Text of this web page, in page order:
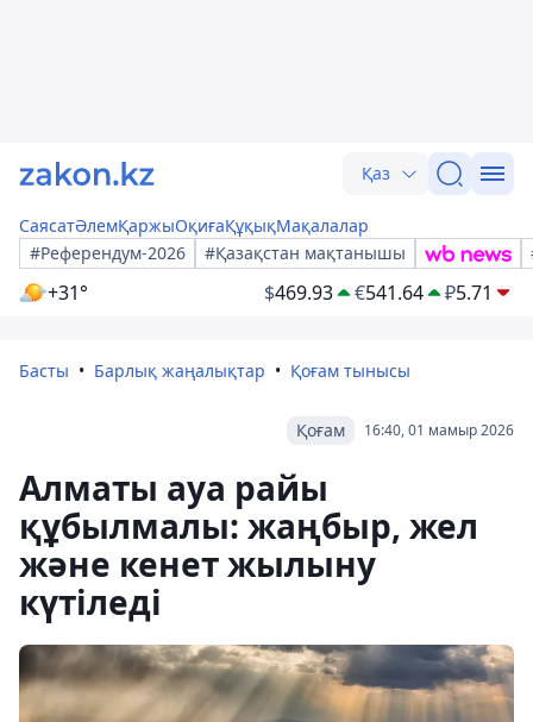
Қаз
СаясатӘлемҚаржыОқиғаҚұқықМақалалар
#Референдум-2026
#Қазақстан мақтанышы
+31° $469.93 €541.64 ₽5.71
Басты Барлық жаңалықтар Қоғам тынысы
16:40, 01 мамыр 2026
Қоғам
Алматы ауа райы
құбылмалы: жаңбыр, жел
және кенет жылыну
күтіледі